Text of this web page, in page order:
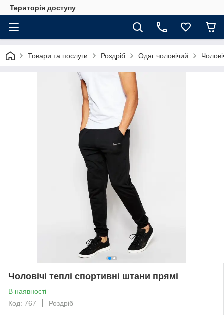
Територія доступу
Товари та послуги Роздріб Одяг чоловічий
Чоловічі теплі спортивні штани прямі
В наявності
Код: 767
Роздріб